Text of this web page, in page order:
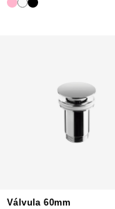
Válvula 60mm